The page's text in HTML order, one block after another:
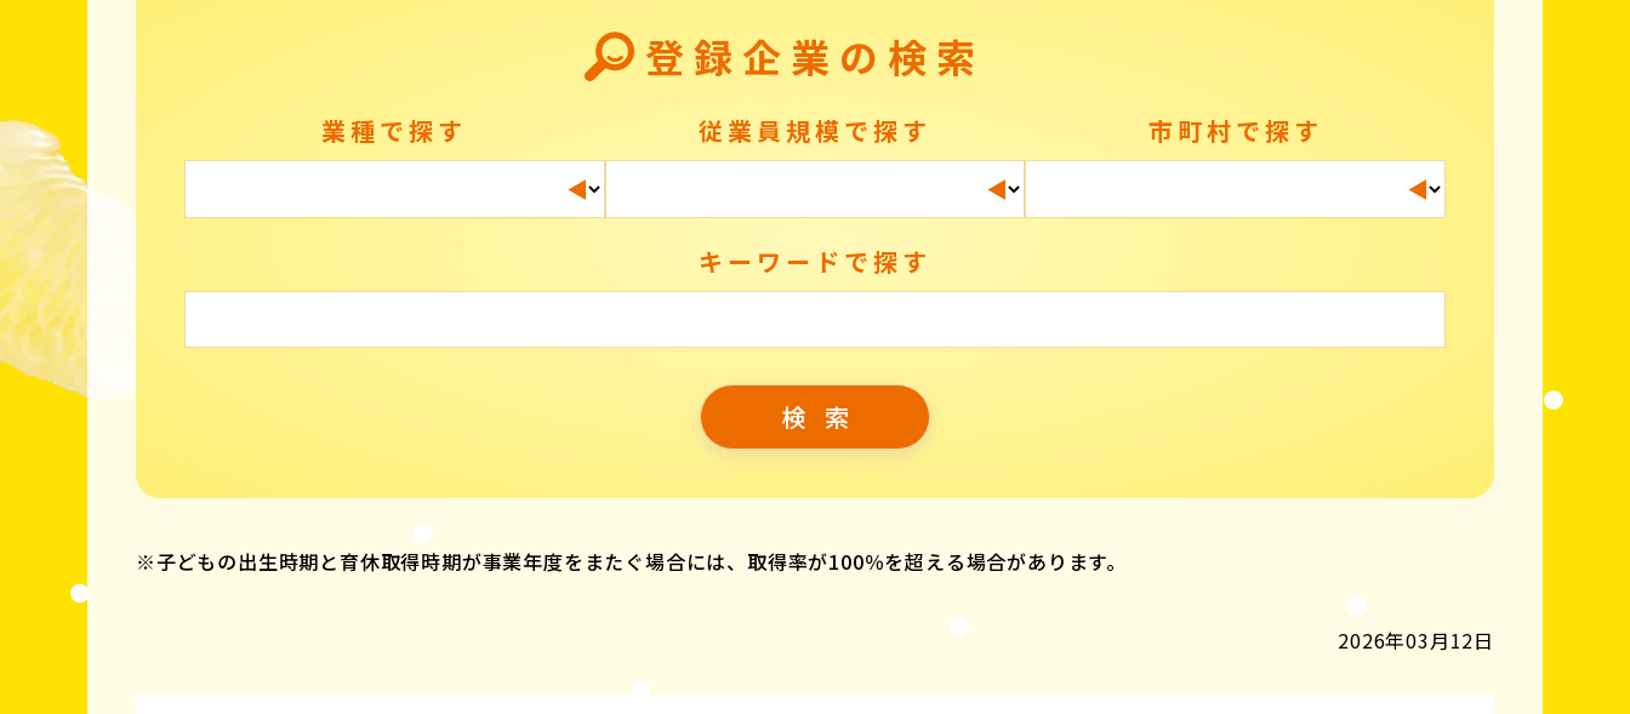
登録企業の検索
業種で探す 従業員規模で探す 市町村で探す
キーワードで探す
※子どもの出生時期と育休取得時期が事業年度をまたぐ場合には、取得率が100％を超える場合があります。
2026年03月12日